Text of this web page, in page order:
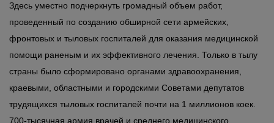
Здесь уместно подчеркнуть громадный объем работ,
проведенный по созданию обширной сети армейских,
фронтовых и тыловых госпиталей для оказания медицинской
помощи раненым и их эффективного лечения. Только в тылу
страны было сформировано органами здравоохранения,
краевыми, областными и городскими Советами депутатов
трудящихся тыловых госпиталей почти на 1 миллионов коек.
700-тысячная армия врачей и среднего медицинского